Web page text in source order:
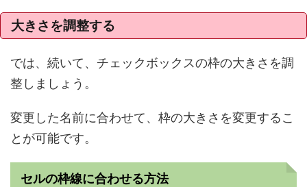
大きさを調整する
では、続いて、チェックボックスの枠の大きさを調
整しましょう。
変更した名前に合わせて、枠の大きさを変更するこ
とが可能です。
セルの枠線に合わせる方法